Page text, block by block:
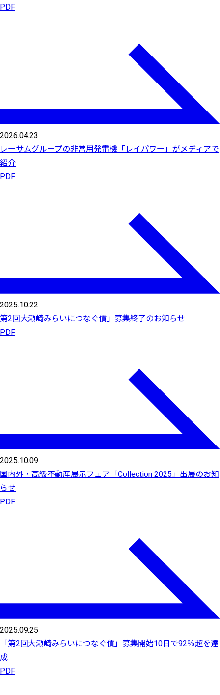
PDF
2026.04.23
レーサムグループの非常用発電機「レイパワー」がメディアで
紹介
PDF
2025.10.22
第2回大瀬崎みらいにつなぐ債」募集終了のお知らせ
PDF
2025.10.09
国内外・高級不動産展示フェア「Collection 2025」出展のお知
らせ
PDF
2025.09.25
「第2回大瀬崎みらいにつなぐ債」募集開始10日で92％超を達
成
PDF